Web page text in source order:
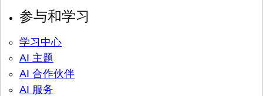
参与和学习
学习中心
AI 主题
AI 合作伙伴
AI 服务